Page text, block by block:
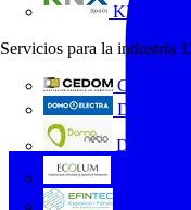
KNX
Servicios para la industria
CEDOM
Domo
Domonetio